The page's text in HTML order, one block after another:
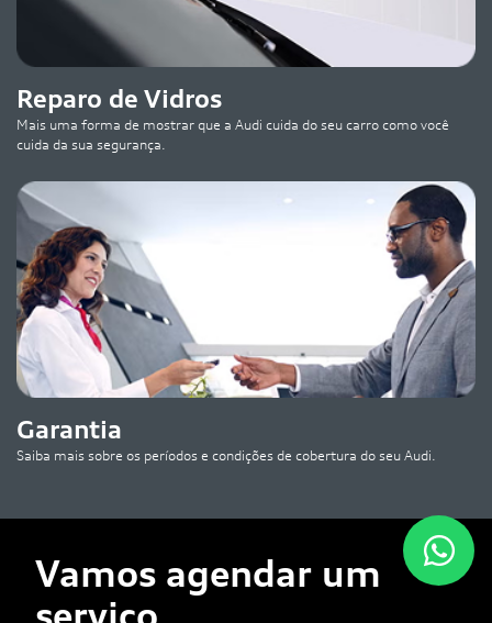
Reparo de Vidros
Mais uma forma de mostrar que a Audi cuida do seu carro como você
cuida da sua segurança.
Garantia
Saiba mais sobre os períodos e condições de cobertura do seu Audi.
Vamos agendar um